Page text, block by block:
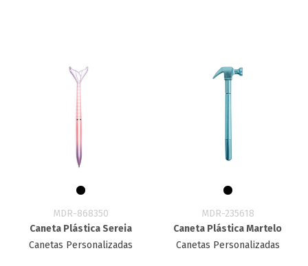
MDR-868350
Caneta Plástica Sereia
Canetas Personalizadas
MDR-235618
Caneta Plástica Martelo
Canetas Personalizadas